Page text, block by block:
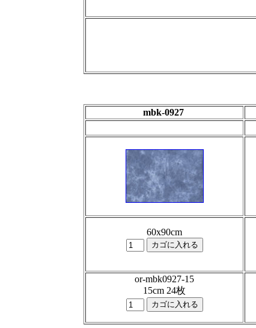
mbk-0927
60x90cm
or-mbk0927-15
15cm 24枚